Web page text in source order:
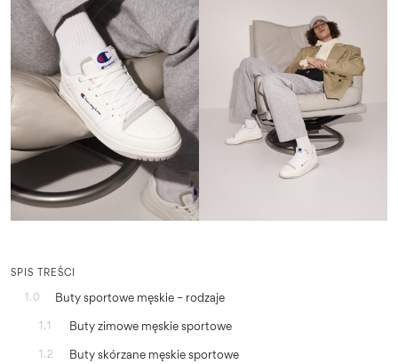
SPIS TREŚCI
1.0
Buty sportowe męskie – rodzaje
1.1 Buty zimowe męskie sportowe
1.2 Buty skórzane męskie sportowe